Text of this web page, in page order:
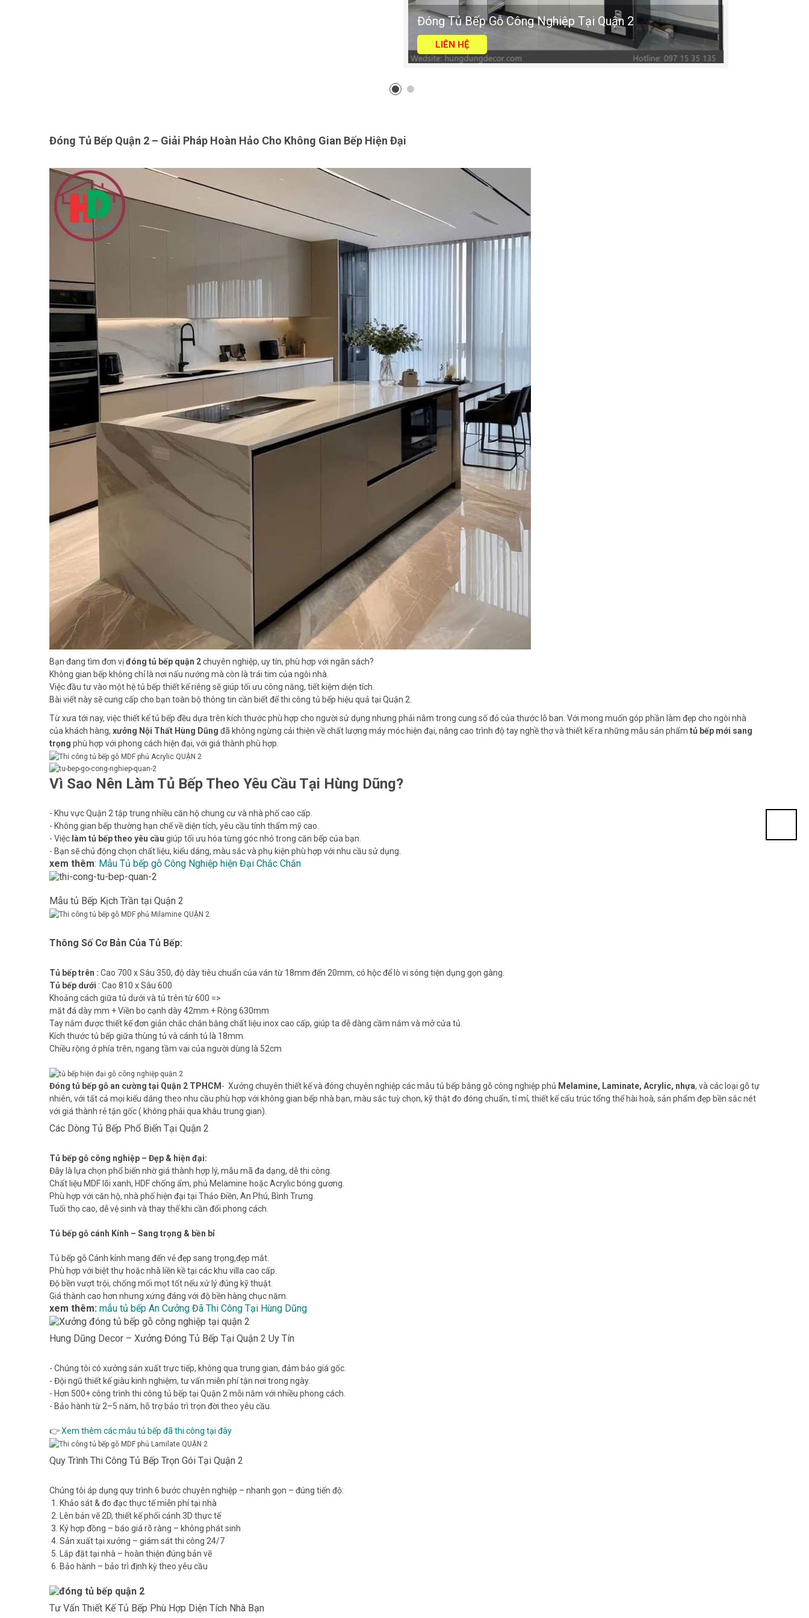
Đóng Tủ Bếp Gỗ Công Nghiệp Tại Quận 2
LIÊN HỆ
Đóng Tủ Bếp Quận 2 – Giải Pháp Hoàn Hảo Cho Không Gian Bếp Hiện Đại
Bạn đang tìm đơn vịđóng tủ bếp quận 2chuyên nghiệp, uy tín, phù hợp với ngân sách?
Không gian bếp không chỉ là nơi nấu nướng mà còn là trái tim của ngôi nhà.
Việc đầu tư vào một hệ tủ bếp thiết kế riêng sẽ giúp tối ưu công năng, tiết kiệm diện tích.
Bài viết này sẽ cung cấp cho bạn toàn bộ thông tin cần biết để thi công tủ bếp hiệu quả tại Quận 2.
Từ xưa tới nay, việc thiết kế tủ bếp đều dựa trên kích thước phù hợp cho người sử dụng nhưng phải nằm trong cung số đỏ của thước lỗ ban. Với mong muốn góp phần làm đẹp cho ngôi nhà
của khách hàng, xưởng Nội Thất Hùng Dũng đã không ngừng cải thiện về chất lượng máy móc hiện đại, nâng cao trình độ tay nghề thợ và thiết kế ra những mẫu sản phẩm tủ bếp mới sang
trọng phù hợp với phong cách hiện đại, với giá thành phù hợp.
Vì Sao Nên Làm Tủ Bếp Theo Yêu Cầu Tại Hùng Dũng?
- Khu vực Quận 2 tập trung nhiều căn hộ chung cư và nhà phố cao cấp.
- Không gian bếp thường hạn chế về diện tích, yêu cầu tính thẩm mỹ cao.
- Việc làm tủ bếp theo yêu cầu giúp tối ưu hóa từng góc nhỏ trong căn bếp của bạn.
- Bạn sẽ chủ động chọn chất liệu, kiểu dáng, màu sắc và phụ kiện phù hợp với nhu cầu sử dụng.
xem thêm: Mẫu Tủ bếp gỗ Công Nghiệp hiện Đại Chắc Chắn
Mẫu tủ Bếp Kịch Trần tại Quận 2
Thông Số Cơ Bản Của Tủ Bếp:
Tủ bếp trên : Cao 700 x Sâu 350, độ dày tiêu chuẩn của ván từ 18mm đến 20mm, có hộc để lò vi sóng tiện dụng gọn gàng.
Tủ bếp dưới : Cao 810 x Sâu 600
Khoảng cách giữa tủ dưới và tủ trên từ 600 =>
mặt đá dày mm + Viền bo cạnh dày 42mm + Rộng 630mm
Tay nắm được thiết kế đơn giản chắc chắn bằng chất liệu inox cao cấp, giúp ta dễ dàng cầm nắm và mở cửa tủ.
Kích thước tủ bếp giữa thùng tủ và cánh tủ là 18mm.
Chiều rộng ở phía trên, ngang tầm vai của người dùng là 52cm
Đóng tủ bếp gỗ an cường tại Quận 2 TPHCM - Xưởng chuyên thiết kế và đóng chuyên nghiệp các mẫu tủ bếp bằng gỗ công nghiệp phủ Melamine, Laminate, Acrylic, nhựa, và các loại gỗ tự
nhiên, với tất cả mọi kiểu dáng theo nhu cầu phù hợp với không gian bếp nhà bạn, màu sắc tuỳ chọn, kỹ thật đo đóng chuẩn, tỉ mỉ, thiết kế cấu trúc tổng thể hài hoà, sản phẩm đẹp bền sắc nét
với giá thành rẻ tận gốc ( không phải qua khâu trung gian).
Các Dòng Tủ Bếp Phổ Biến Tại Quận 2
Tủ bếp gỗ công nghiệp – Đẹp & hiện đại:
Đây là lựa chọn phổ biến nhờ giá thành hợp lý, mẫu mã đa dạng, dễ thi công.
Chất liệu MDF lõi xanh, HDF chống ẩm, phủ Melamine hoặc Acrylic bóng gương.
Phù hợp với căn hộ, nhà phố hiện đại tại Thảo Điền, An Phú, Bình Trưng.
Tuổi thọ cao, dễ vệ sinh và thay thế khi cần đổi phong cách.
Tủ bếp gỗ cánh Kính – Sang trọng & bền bỉ
Tủ bếp gỗ Cánh kính mang đến vẻ đẹp sang trọng,đẹp mắt.
Phù hợp với biệt thự hoặc nhà liền kề tại các khu villa cao cấp.
Độ bền vượt trội, chống mối mọt tốt nếu xử lý đúng kỹ thuật.
Giá thành cao hơn nhưng xứng đáng với độ bền hàng chục năm.
xem thêm: mẫu tủ bếp An Cưởng Đã Thi Công Tại Hùng Dũng
Hung Dũng Decor – Xưởng Đóng Tủ Bếp Tại Quận 2 Uy Tín
- Chúng tôi có xưởng sản xuất trực tiếp, không qua trung gian, đảm bảo giá gốc.
- Đội ngũ thiết kế giàu kinh nghiệm, tư vấn miễn phí tận nơi trong ngày.
- Hơn 500+ công trình thi công tủ bếp tại Quận 2 mỗi năm với nhiều phong cách.
- Bảo hành từ 2–5 năm, hỗ trợ bảo trì trọn đời theo yêu cầu.
👉Xem thêm các mẫu tủ bếp đã thi công tại đây
Quy Trình Thi Công Tủ Bếp Trọn Gói Tại Quận 2
Chúng tôi áp dụng quy trình 6 bước chuyên nghiệp – nhanh gọn – đúng tiến độ:
1. Khảo sát & đo đạc thực tế miễn phí tại nhà
2. Lên bản vẽ 2D, thiết kế phối cảnh 3D thực tế
3. Ký hợp đồng – báo giá rõ ràng – không phát sinh
4. Sản xuất tại xưởng – giám sát thi công 24/7
5. Lắp đặt tại nhà – hoàn thiện đúng bản vẽ
6. Bảo hành – bảo trì định kỳ theo yêu cầu
Tư Vấn Thiết Kế Tủ Bếp Phù Hợp Diện Tích Nhà Bạn